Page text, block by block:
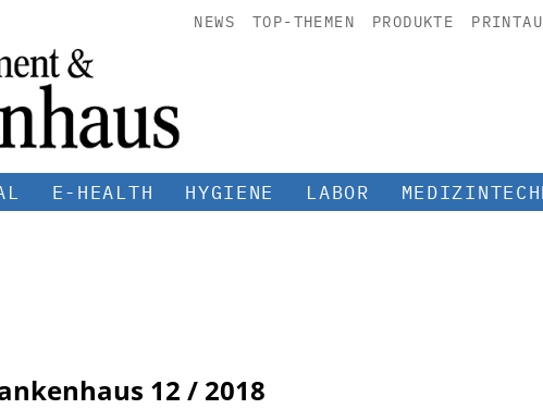
NEWS TOP-THEMEN PRODUKTE
E-HEALTH HYGIENE LABOR
12 / 2018